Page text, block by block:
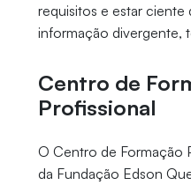
requisitos e estar ciente
informação divergente,
Centro de
Profissional
O Centro de Formação
da Fundação Edson